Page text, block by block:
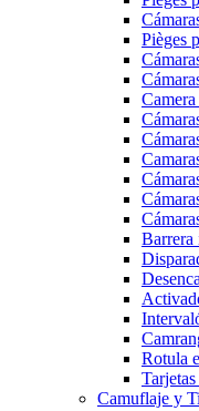
Pièges
Barrera
Rotula
Camuflaje y